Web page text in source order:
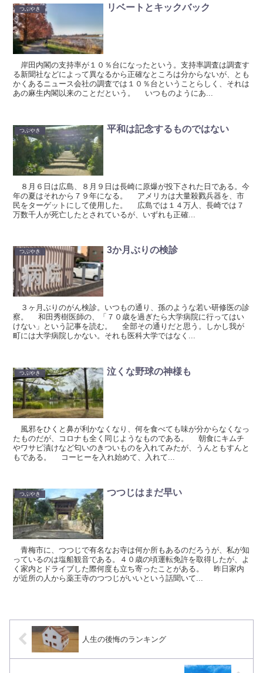
つぶやき リベートとキックバック
岸田内閣の支持率が１０％台になったという。支持率調査は調査す
る新聞社などによって異なるから正確なところは分からないが、とも
かくあるニュース会社の調査では１０％台ということらしく、それは
あの麻生内閣以来のことだという。 いつものようにあ...
つぶやき 平和は記念するものではない
８月６日は広島、８月９日は長崎に原爆が投下された日である。今
年の夏はそれから７９年になる。 アメリカは大量殺戮兵器を、市
民をターゲットにして使用した。 広島では１４万人、長崎では７
万数千人が死亡したとされているが、いずれも正確...
つぶやき 3か月ぶりの検診
３ヶ月ぶりのがん検診。いつもの通り、孫のような若い研修医の診
察。 和田秀樹医師の、「７０歳を過ぎたら大学病院に行ってはい
けない」という記事を読む。 全部その通りだと思う。しかし我が
町には大学病院しかない。それも医科大学ではなく...
つぶやき 泣くな野球の神様も
風邪をひくと鼻が利かなくなり、何を食べても味が分からなくなっ
たものだが、コロナも全く同じようなものである。 朝食にキムチ
やワサビ漬けなど匂いのきついものを入れてみたが、うんともすんと
もである。 コーヒーを入れ始めて、入れて...
つぶやき つつじはまだ早い
青梅市に、つつじで有名なお寺は何か所もあるのだろうが、私が知
っているのは塩船観音である。４０歳の頃運転免許を取得したが、よ
く家内とドライブした際何度も立ち寄ったことがある。 昨日家内
が近所の人から薬王寺のつつじがいいという話聞いて...
人生の後悔のランキング